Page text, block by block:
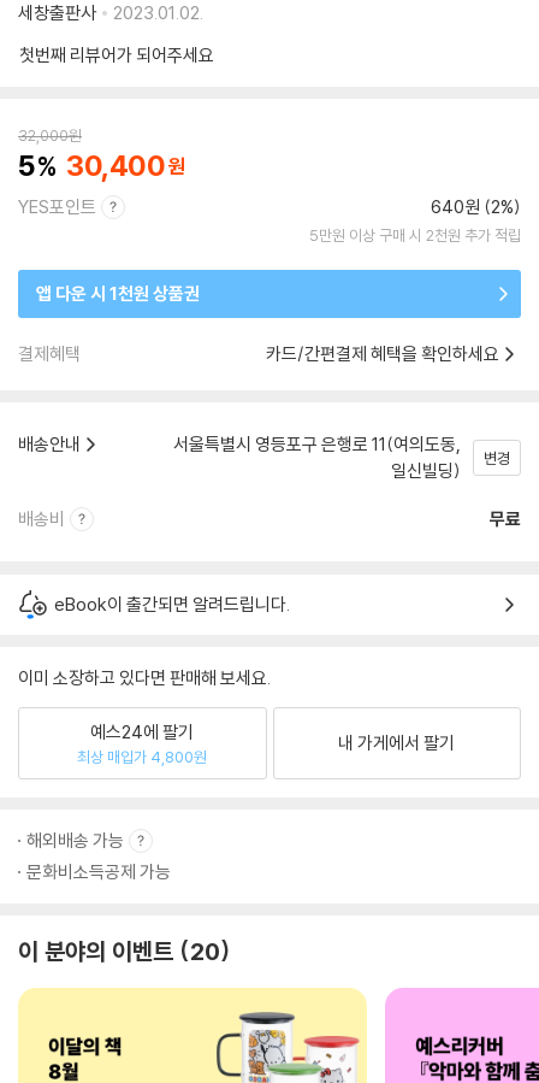
세창출판사
2023.01.02.
첫번째 리뷰어가 되어주세요
32,000원
5 30,400
YES포인트 640원 (2%)
5만원 이상 구매 시 2천원 추가 적립
앱 다운 시 1천원 상품권
결제혜택 카드/간편결제 혜택을 확인하세요
배송안내
서울특별시 영등포구 은행로 11(여의도동,
일신빌딩)
변경
배송비 무료
eBook이 출간되면 알려드립니다.
이미 소장하고 있다면 판매해 보세요.
예스24에 팔기
최상 매입가 4,800원
내 가게에서 팔기
해외배송 가능
문화비소득공제 가능
이 분야의 이벤트 20